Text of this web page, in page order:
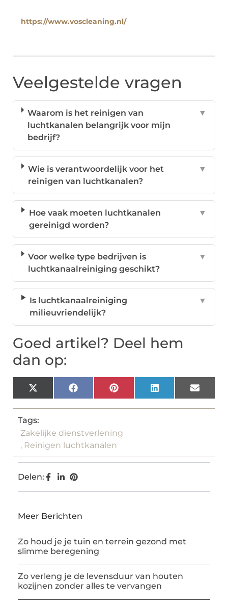
https://www.voscleaning.nl/
Veelgestelde vragen
Waarom is het reinigen van
luchtkanalen belangrijk voor mijn
bedrijf?
▼
Wie is verantwoordelijk voor het
reinigen van luchtkanalen?
▼
Hoe vaak moeten luchtkanalen
gereinigd worden?
▼
Voor welke type bedrijven is
luchtkanaalreiniging geschikt?
▼
Is luchtkanaalreiniging
milieuvriendelijk?
▼
Goed artikel? Deel hem
dan op:
X
(Twitter)
FacebookPinterestLinkedIn Email
Tags:
Zakelijke dienstverlening
, Reinigen luchtkanalen
Delen:
Meer Berichten
Zo houd je je tuin en terrein gezond met
slimme beregening
Zo verleng je de levensduur van houten
kozijnen zonder alles te vervangen